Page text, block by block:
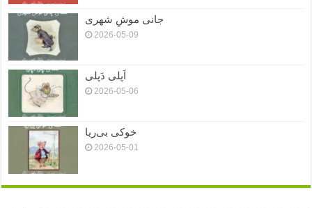
جانی موشِ شهری
2026-05-09
اَپلی دَپلی
2026-05-06
خوکی بی‌ریا
2026-05-01